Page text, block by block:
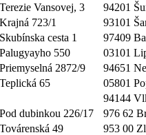
Terezie Vansovej, 3
94201
Krajná 723/1
93101
Skubínska cesta 1
97409
Palugyayho 550
03101
Priemyselná 2872/9
94651
Teplická 65
05801
94144
Pod dubinkou 226/17
976 62
Továrenská 49
953 00